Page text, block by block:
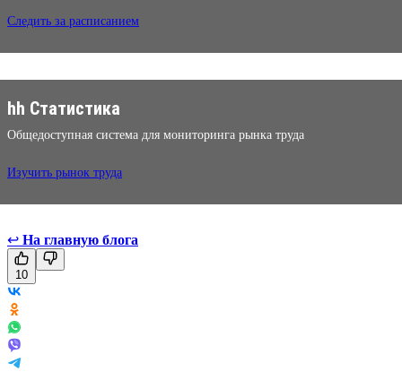
Следить за расписанием
hh Статистика
Общедоступная система для мониторинга рынка труда
Изучить рынок труда
↩ На главную блога
10